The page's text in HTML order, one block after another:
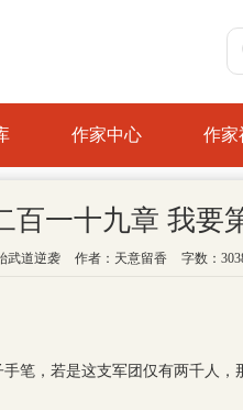
作家中心 作家
百一十九章 我要
武道逆袭 作者： 天意留香 字数：
手笔，若是这支军团仅有两千人